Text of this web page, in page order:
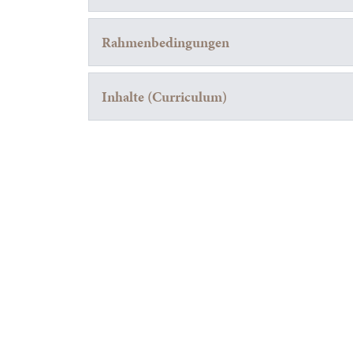
Rahmenbedingungen
Inhalte (Curriculum)